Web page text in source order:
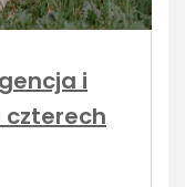
i
czterech